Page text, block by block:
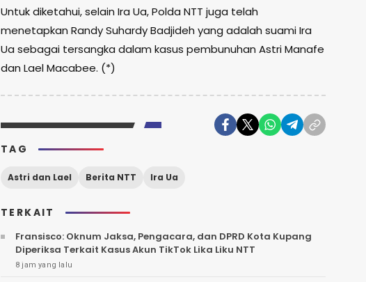
Untuk diketahui, selain Ira Ua, Polda NTT juga telah
menetapkan Randy Suhardy Badjideh yang adalah suami Ira
Ua sebagai tersangka dalam kasus pembunuhan Astri Manafe
dan Lael Macabee. (*)
TAG
Astri dan Lael Berita NTT Ira Ua
TERKAIT
Fransisco: Oknum Jaksa, Pengacara, dan DPRD Kota Kupang
Diperiksa Terkait Kasus Akun TikTok Lika Liku NTT
8 jam yang lalu